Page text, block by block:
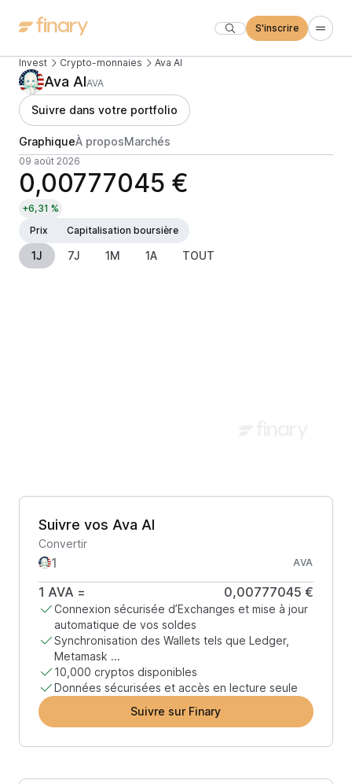
S'inscrire
Invest Crypto-monnaies Ava AI
Ava AIAVA
Suivre dans votre portfolio
GraphiqueÀ proposMarchés
09 août 2026
0,00777045 €
+6,31 %
Prix
Capitalisation boursière
1J 7J 1M 1A TOUT
Suivre vos Ava AI
Convertir
AVA
1 AVA = 0,00777045 €
Connexion sécurisée d’Exchanges et mise à jour
automatique de vos soldes
Synchronisation des Wallets tels que Ledger,
Metamask ...
10,000 cryptos disponibles
Données sécurisées et accès en lecture seule
Suivre sur Finary